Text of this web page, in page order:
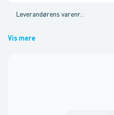
Leverandørens varenr. :
Vis mere